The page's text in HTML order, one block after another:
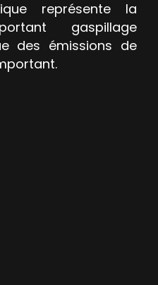
représente la
gaspillage
des émissions de